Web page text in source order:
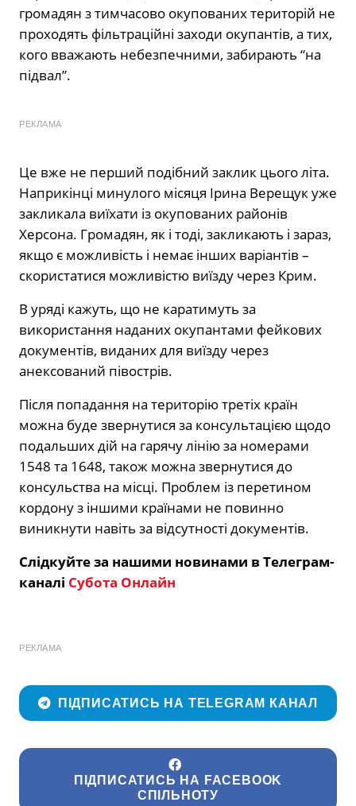
громадян з тимчасово окупованих територій не
проходять фільтраційні заходи окупантів, а тих,
кого вважають небезпечними, забирають “на
підвал”.
РЕКЛАМА
Це вже не перший подібний заклик цього літа.
Наприкінці минулого місяця Ірина Верещук уже
закликала виїхати із окупованих районів
Херсона. Громадян, як і тоді, закликають і зараз,
якщо є можливість і немає інших варіантів –
скористатися можливістю виїзду через Крим.
В уряді кажуть, що не каратимуть за
використання наданих окупантами фейкових
документів, виданих для виїзду через
анексований півострів.
Після попадання на територію третіх країн
можна буде звернутися за консультацією щодо
подальших дій на гарячу лінію за номерами
1548 та 1648, також можна звернутися до
консульства на місці. Проблем із перетином
кордону з іншими країнами не повинно
виникнути навіть за відсутності документів.
Слідкуйте за нашими новинами в Телеграм-
каналі Субота Онлайн
РЕКЛАМА
ПІДПИСАТИСЬ НА TELEGRAM КАНАЛ
ПІДПИСАТИСЬ НА FACEBOOK
СПІЛЬНОТУ